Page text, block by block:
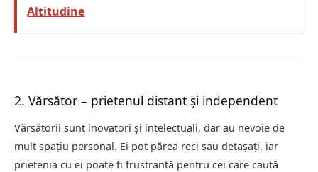
Altitudine
2. Vărsător – prietenul distant și independent
Vărsătorii sunt inovatori și intelectuali, dar au nevoie de
mult spațiu personal. Ei pot părea reci sau detașați, iar
prietenia cu ei poate fi frustrantă pentru cei care caută